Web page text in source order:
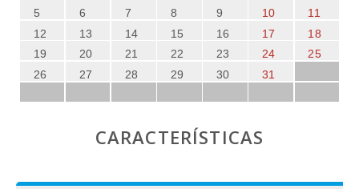
5
6 7 8 9 10
11
12
13 14 15 16 17
18
19
20 21 22 23 24
25
26
27 28 29 30 31
CARACTERÍSTICAS